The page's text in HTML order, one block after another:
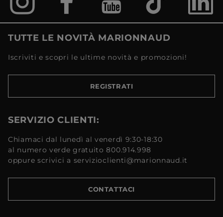
TUTTE LE NOVITÀ MARIONNAUD
Iscriviti e scopri le ultime novità e promozioni!
REGISTRATI
SERVIZIO CLIENTI:
Chiamaci dal lunedì al venerdì 9:30-18:30
al numero verde gratuito 800.914.998
oppure scrivici a servizioclienti@marionnaud.it
CONTATTACI